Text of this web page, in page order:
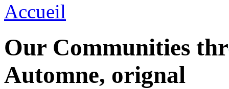
Accueil
Our Communities
Automne, orignal